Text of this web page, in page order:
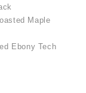
Maple
Ebony Tech